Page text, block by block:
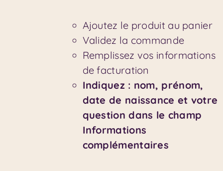
Ajoutez le produit au panier
Validez la commande
Remplissez vos informations
de facturation
Indiquez : nom, prénom,
date de naissance et votre
question dans le champ
Informations
complémentaires